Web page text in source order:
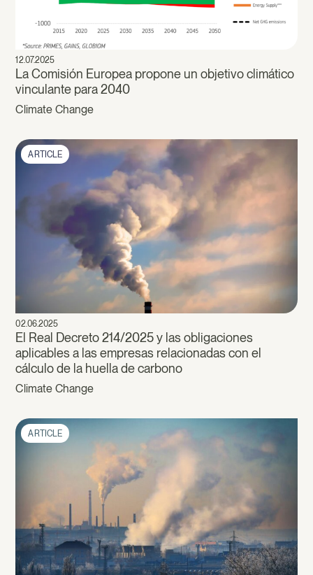
12.07.2025
La Comisión Europea propone un objetivo climático
vinculante para 2040
Climate Change
ARTICLE
02.06.2025
El Real Decreto 214/2025 y las obligaciones
aplicables a las empresas relacionadas con el
cálculo de la huella de carbono
Climate Change
ARTICLE